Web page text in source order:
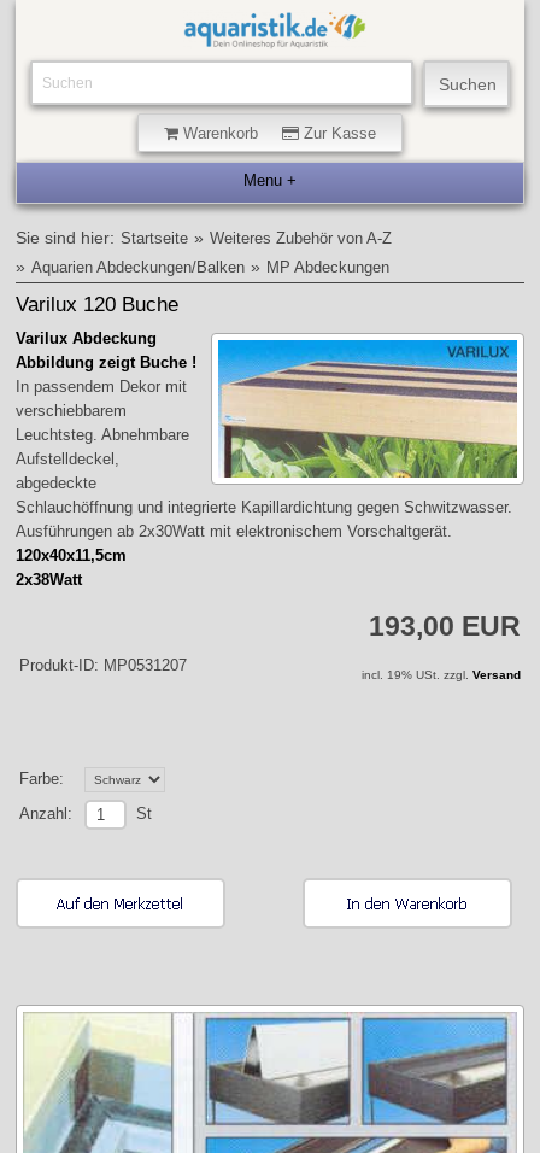
Warenkorb Zur Kasse
Sie sind hier: Startseite » Weiteres Zubehör von A-Z
» Aquarien Abdeckungen/Balken » MP Abdeckungen
Varilux 120 Buche
Varilux Abdeckung
Abbildung zeigt Buche !
In passendem Dekor mit
verschiebbarem
Leuchtsteg. Abnehmbare
Aufstelldeckel,
abgedeckte
Schlauchöffnung und integrierte Kapillardichtung gegen Schwitzwasser.
Ausführungen ab 2x30Watt mit elektronischem Vorschaltgerät.
120x40x11,5cm
2x38Watt
193,00 EUR
Produkt-ID: MP0531207
incl. 19% USt. zzgl. Versand
Farbe:
Anzahl:
St